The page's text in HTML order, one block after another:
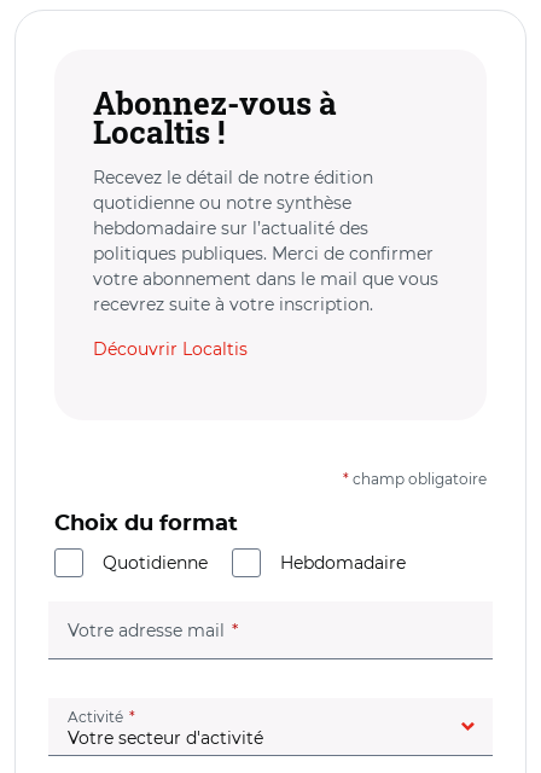
Abonnez-vous à
Localtis !
Recevez le détail de notre édition
quotidienne ou notre synthèse
hebdomadaire sur l’actualité des
politiques publiques. Merci de confirmer
votre abonnement dans le mail que vous
recevrez suite à votre inscription.
Découvrir Localtis
* champ obligatoire
Choix du format
Quotidienne
Hebdomadaire
Votre adresse mail (champ obligatoire)
Activité (champ obligatoire)